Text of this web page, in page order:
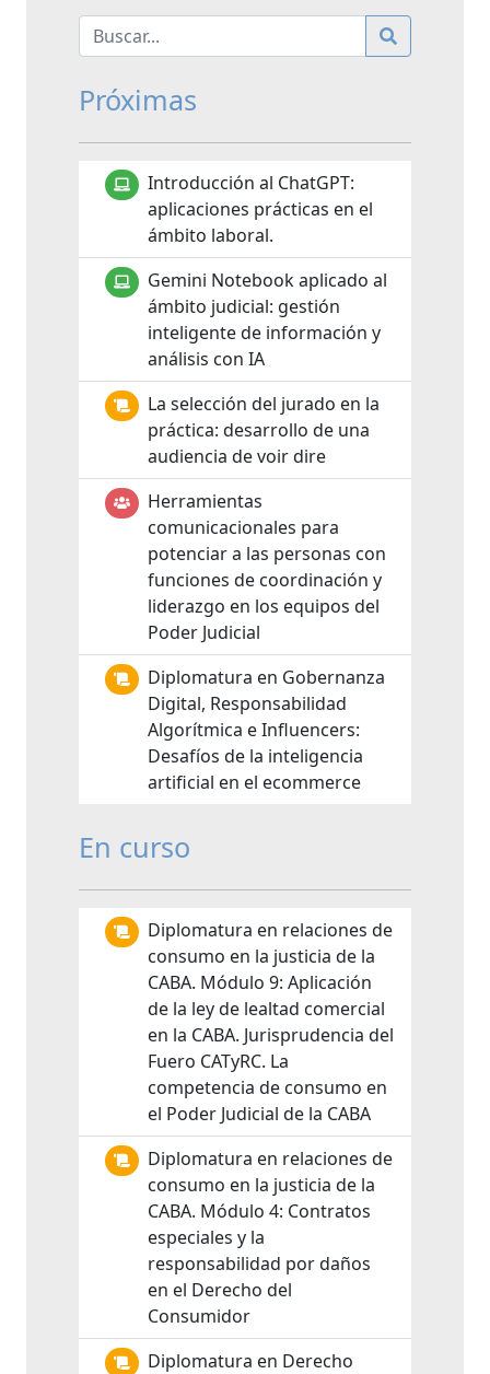
Próximas
Introducción al ChatGPT:
aplicaciones prácticas en el
ámbito laboral.
Gemini Notebook aplicado al
ámbito judicial: gestión
inteligente de información y
análisis con IA
La selección del jurado en la
práctica: desarrollo de una
audiencia de voir dire
Herramientas
comunicacionales para
potenciar a las personas con
funciones de coordinación y
liderazgo en los equipos del
Poder Judicial
Diplomatura en Gobernanza
Digital, Responsabilidad
Algorítmica e Influencers:
Desafíos de la inteligencia
artificial en el ecommerce
En curso
Diplomatura en relaciones de
consumo en la justicia de la
CABA. Módulo 9: Aplicación
de la ley de lealtad comercial
en la CABA. Jurisprudencia del
Fuero CATyRC. La
competencia de consumo en
el Poder Judicial de la CABA
Diplomatura en relaciones de
consumo en la justicia de la
CABA. Módulo 4: Contratos
especiales y la
responsabilidad por daños
en el Derecho del
Consumidor
Diplomatura en Derecho